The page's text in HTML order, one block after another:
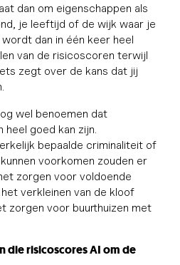
dan om eigenschappen als
je leeftijd of de wijk waar je
wordt dan in één keer heel
van de risicoscoren terwijl
zegt over de kans dat jij
wel benoemen dat
goed kan zijn.
bepaalde criminaliteit of
voorkomen zouden er
zorgen voor voldoende
verkleinen van de kloof
zorgen voor buurthuizen met
die risicoscores AI om de